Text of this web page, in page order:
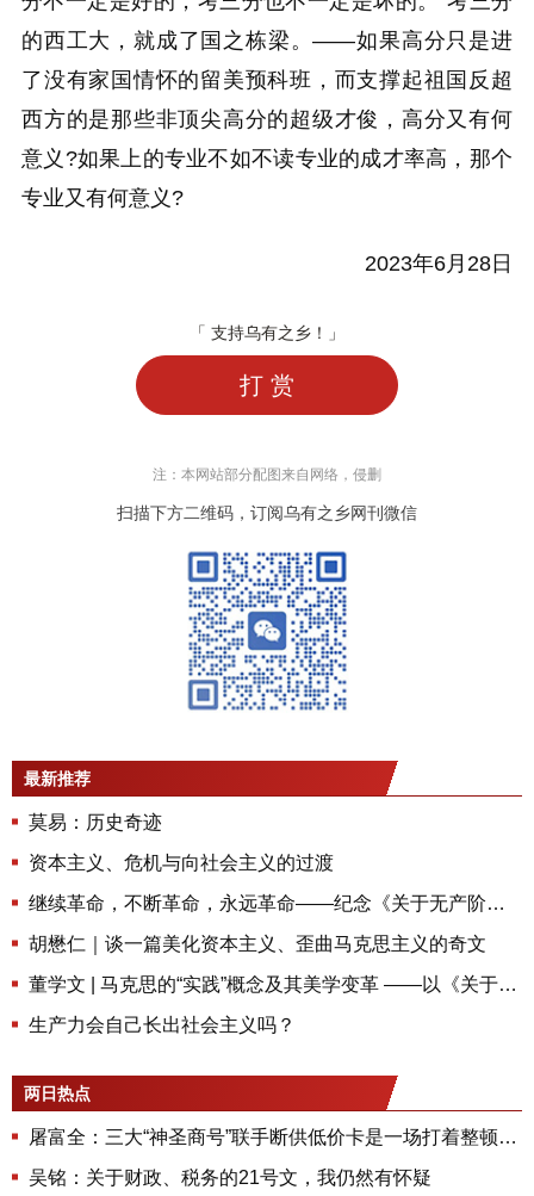
的西工大，就成了国之栋梁。——如果高分只是进
了没有家国情怀的留美预科班，而支撑起祖国反超
西方的是那些非顶尖高分的超级才俊，高分又有何
意义?如果上的专业不如不读专业的成才率高，那个
专业又有何意义?
2023年6月28日
「 支持乌有之乡！」
打 赏
注：本网站部分配图来自网络，侵删
扫描下方二维码，订阅乌有之乡网刊微信
最新推荐
莫易：历史奇迹
资本主义、危机与向社会主义的过渡
继续革命，不断革命，永远革命——纪念《关于无产阶级文化大革命的决定》发布六十周年
胡懋仁｜谈一篇美化资本主义、歪曲马克思主义的奇文
董学文 | 马克思的“实践”概念及其美学变革 ——以《关于费尔巴哈的提纲》研究为中心
生产力会自己长出社会主义吗？
两日热点
屠富全：三大“神圣商号”联手断供低价卡是一场打着整顿旗号的温情涨价
吴铭：关于财政、税务的21号文，我仍然有怀疑